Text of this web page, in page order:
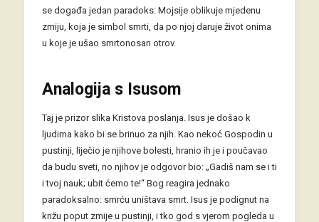
se događa jedan paradoks: Mojsije oblikuje mjedenu
zmiju, koja je simbol smrti, da po njoj daruje život onima
u koje je ušao smrtonosan otrov.
Analogija s Isusom
Taj je prizor slika Kristova poslanja. Isus je došao k
ljudima kako bi se brinuo za njih. Kao nekoć Gospodin u
pustinji, liječio je njihove bolesti, hranio ih je i poučavao
da budu sveti, no njihov je odgovor bio: „Gadiš nam se i ti
i tvoj nauk; ubit ćemo te!“ Bog reagira jednako
paradoksalno: smrću uništava smrt. Isus je podignut na
križu poput zmije u pustinji, i tko god s vjerom pogleda u